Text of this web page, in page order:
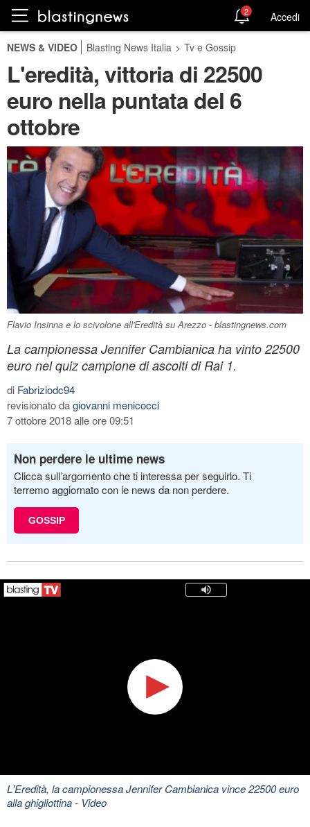
2 Accedi
NEWS & VIDEO Blasting News Italia > Tv e Gossip
L'eredità, vittoria di 22500
euro nella puntata del 6
ottobre
Flavio Insinna e lo scivolone all'Eredità su Arezzo - blastingnews.com
La campionessa Jennifer Cambianica ha vinto 22500
euro nel quiz campione di ascolti di Rai 1.
di Fabriziodc94
revisionato dagiovanni menicocci
7 ottobre 2018 alle ore 09:51
Non perdere le ultime news
Clicca sull’argomento che ti interessa per seguirlo. Ti
terremo aggiornato con le news da non perdere.
GOSSIP
L'Eredità, la campionessa Jennifer Cambianica vince 22500 euro
alla ghigliottina- Video